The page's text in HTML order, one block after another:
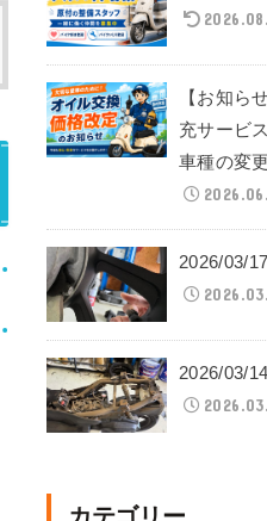
【お知ら
充サービ
車種の変
2026/03/
2026/03/
カテゴリー